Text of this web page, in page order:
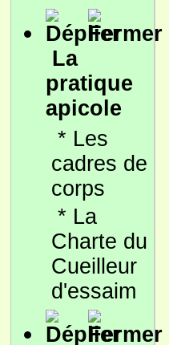
La
pratique
apicole
* Les
cadres de
corps
* La
Charte du
Cueilleur
d'essaim